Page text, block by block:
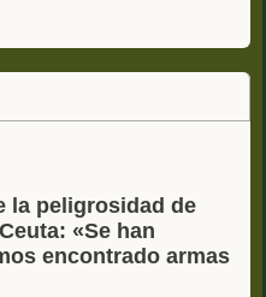
la peligrosidad de
«Se han
encontrado armas